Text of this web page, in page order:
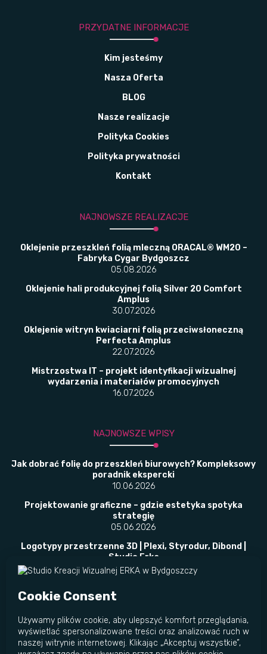
PRZYDATNE INFORMACJE
Kim jesteśmy
Nasza Oferta
BLOG
Nasze realizacje
Polityka Cookies
Polityka prywatności
Kontakt
NAJNOWSZE REALIZACJE
Oklejenie przeszkleń folią mleczną ORACAL® WM20 –
Fabryka Cygar Bydgoszcz
05.08.2026
Oklejenie hali produkcyjnej folią Silver 20 Comfort
Amplus
30.07.2026
Oklejenie witryn kwiaciarni folią przeciwsłoneczną
Perfecta Amplus
22.07.2026
Mistrzostwa IT – projekt identyfikacji wizualnej
wydarzenia i materiałów promocyjnych
16.07.2026
NAJNOWSZE WPISY
Jak dobrać folię do przeszkleń biurowych? Kompleksowy
poradnik ekspercki
10.06.2026
Projektowanie graficzne – gdzie estetyka spotyka
strategię
05.06.2026
Logotypy przestrzenne 3D | Plexi, Styrodur, Dibond |
Studio Erka
02.06.2026
bezpieczeństwo, prywatność i przepisy w jednym
23.05.2026